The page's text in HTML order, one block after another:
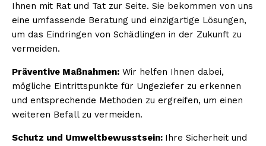
Ihnen mit Rat und Tat zur Seite. Sie bekommen von uns
eine umfassende Beratung und einzigartige Lösungen,
um das Eindringen von Schädlingen in der Zukunft zu
vermeiden.
Präventive Maßnahmen: Wir helfen Ihnen dabei,
mögliche Eintrittspunkte für Ungeziefer zu erkennen
und entsprechende Methoden zu ergreifen, um einen
weiteren Befall zu vermeiden.
Schutz und Umweltbewusstsein: Ihre Sicherheit und